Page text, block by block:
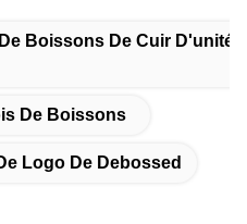
Boissons De Cuir D'unité
De Boissons
Logo De Debossed